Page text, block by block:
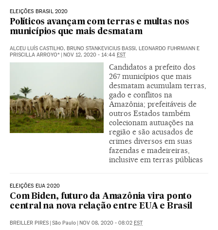
ELEIÇÕES BRASIL 2020
Políticos avançam com terras e multas nos
municípios que mais desmatam
ALCEU LUÍS CASTILHO, BRUNO STANKEVICIUS BASSI, LEONARDO FUHRMANN E
PRISCILLA ARROYO* | NOV 12, 2020 - 14:44 EST
Candidatos a prefeito dos
267 municípios que mais
desmatam acumulam terras,
gado e conflitos na
Amazônia; prefeitáveis de
outros Estados também
colecionam autuações na
região e são acusados de
crimes diversos em suas
fazendas e madeireiras,
inclusive em terras públicas
ELEIÇÕES EUA 2020
Com Biden, futuro da Amazônia vira ponto
central na nova relação entre EUA e Brasil
BREILLER PIRES | São Paulo | NOV 08, 2020 - 08:02 EST